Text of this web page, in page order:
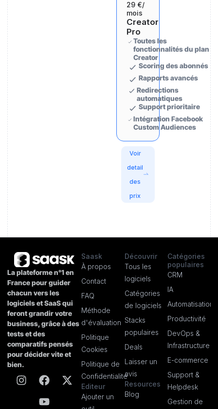
29 €/
mois
Creator
Pro
Toutes les
fonctionnalités du plan
Creator
Scoring des abonnés
Rapports avancés
Redirections
automatiques
Support prioritaire
Intégration Facebook
Custom Audiences
Voir
detail
des
prix
La plateforme n°1 en
France pour guider
chacun vers les
logiciels et SaaS qui
feront grandir votre
business, grâce à des
tests et des
comparatifs pensés
pour décider vite et
bien.
Saask
À propos
Contact
FAQ
Méthode
d'évaluation
Politique
Cookies
Politique de
Confidentialité
Editeur
Ajouter un
Découvrir
Tous les
logiciels
Catégories
de logiciels
Stacks
populaires
Deals
Laisser un
avis
Resources
Blog
Catégories
populaires
CRM
IA
Automatisation
Productivité
DevOps &
Infrastructure
E-commerce
Support &
Helpdesk
Gestion de